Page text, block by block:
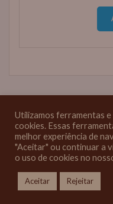
© 2026 Melgao Tabletes.
Utilizamos ferramentas
cookies. Essas
melhor experiência de
"Aceitar" ou continuar a
o uso de cookies no
Aceitar Rejeitar